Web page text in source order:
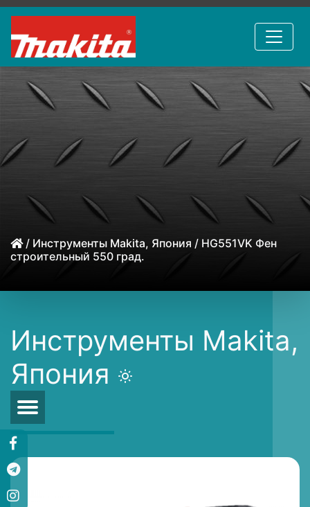
/ Инструменты Makita, Япония / HG551VK Фен
строительный 550 град.
Инструменты Makita,
Япония